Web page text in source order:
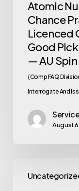
Atomic
Chance
Licenced
Good
— AU Spin
{Comp FAQ
Interrogate And
August